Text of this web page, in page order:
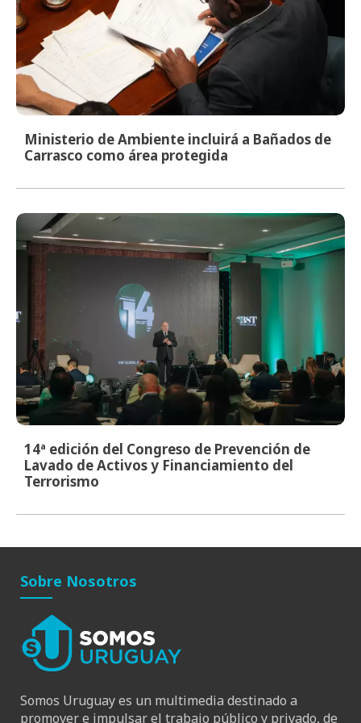
Ministerio de Ambiente incluirá a Bañados de
Carrasco como área protegida
14ª edición del Congreso de Prevención de
Lavado de Activos y Financiamiento del
Terrorismo
Sobre Nosotros
Somos Uruguay es un multimedia destinado a
promover e impulsar el trabajo público y privado, de